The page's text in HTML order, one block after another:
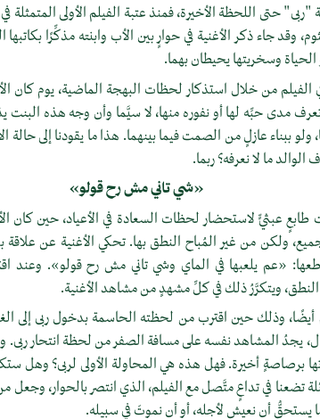
"ربى" حتى اللحظة الأخيرة، فمنذ عتبة الفيلم الأولى
وقد جاء ذكر الأغنية في حوارٍ بين الأب وابنته مذكِّرًا بكاتبها
وسخريتها يحيطان بهما.
في الفيلم من خلال استذكار لحظات البهجة الماضية، يوم كان
تعرف مدى حبِّه لها أو نفوره منها، لا سيَّما وأن وجه هذه
ولو ببناء عازلٍ من الصمت فيما بينهما. هذا ما يقودنا إلى حالة
ما لا نعرفه؟ ربما.
«شي تاني مش رح قولو»
عبثيٍّ لاستحضار لحظات السعادة في الأعياد، حين كان
ولكن من غير المُباح النطق بها. تحكي الأغنية عن
«عم يلعبها في الماي وشي تاني مش رح قولو». وعند
ويتكرَّرُ ذلك في كلِّ مشهدٍ من مشاهد الأغنية.
أيضًا، وذلك حين اقترب من لحظته الحاسمة بدخول ربى إلى
يُقال، يجدُ المشاهد نفسه على مسافة الصفر من لحظة انتحار
برصاصةٍ أخيرة. فهل هذه هي المحاولة الأولى لربى؟ وهل
تضعنا في تداعٍ متَّصل مع الفيلم، الذي انتصر بالحوار، وجعل
يستحقُّ أن نعيش لأجله، أو أن نموتَ في سبيله.